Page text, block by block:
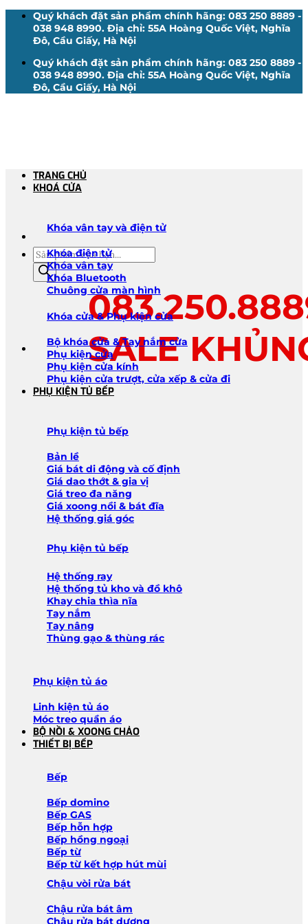
Quý khách đặt sản phẩm chính hãng: 083 250 8889 -
038 948 8990. Địa chỉ: 55A Hoàng Quốc Việt, Nghĩa
Đô, Cầu Giấy, Hà Nội
Quý khách đặt sản phẩm chính hãng: 083 250 8889 -
038 948 8990. Địa chỉ: 55A Hoàng Quốc Việt, Nghĩa
Đô, Cầu Giấy, Hà Nội
Tìm
kiếm
sản
phẩm
SALE
TRANG CHỦ
KHOÁ CỬA
Khóa vân tay và điện tử
Khóa điện tử
Khóa vân tay
Khóa Bluetooth
Chuông cửa màn hình
Khóa cửa & Phụ kiện cửa
Bộ khóa cửa & Tay nắm cửa
Phụ kiện cửa
Phụ kiện cửa kính
Phụ kiện cửa trượt, cửa xếp & cửa đi
PHỤ KIỆN TỦ BẾP
Phụ kiện tủ bếp
Bản lề
Giá bát di động và cố định
Giá dao thớt & gia vị
Giá treo đa năng
Giá xoong nồi & bát đĩa
Hệ thống giá góc
Phụ kiện tủ bếp
Hệ thống ray
Hệ thống tủ kho và đồ khô
Khay chia thìa nĩa
Tay nắm
Tay nâng
Thùng gạo & thùng rác
Phụ kiện tủ áo
Linh kiện tủ áo
Móc treo quần áo
BỘ NỒI & XOONG CHẢO
THIẾT BỊ BẾP
Bếp
Bếp domino
Bếp GAS
Bếp hỗn hợp
Bếp hồng ngoại
Bếp từ
Bếp từ kết hợp hút mùi
Chậu vòi rửa bát
Chậu rửa bát âm
Chậu rửa bát dương